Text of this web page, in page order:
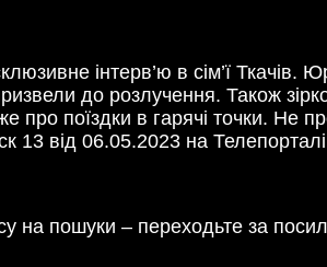
інтерв’ю в сім’ї Ткачів.
до розлучення. Також
про поїздки в гарячі точки. Не
13 від 06.05.2023 на
на пошуки – переходьте за